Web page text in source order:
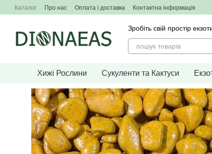
Перейти до основного контенту
Каталог Про нас Оплата і доставка Контактна інформація
Зробіть свій простір
Хижі Рослини Сукуленти та Кактуси